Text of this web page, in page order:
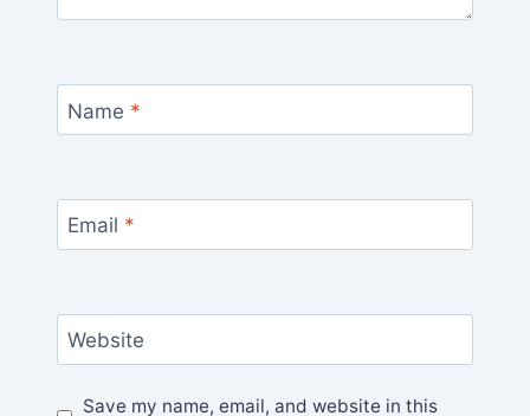
Name *
Email *
Website
Save my name, email, and website in this